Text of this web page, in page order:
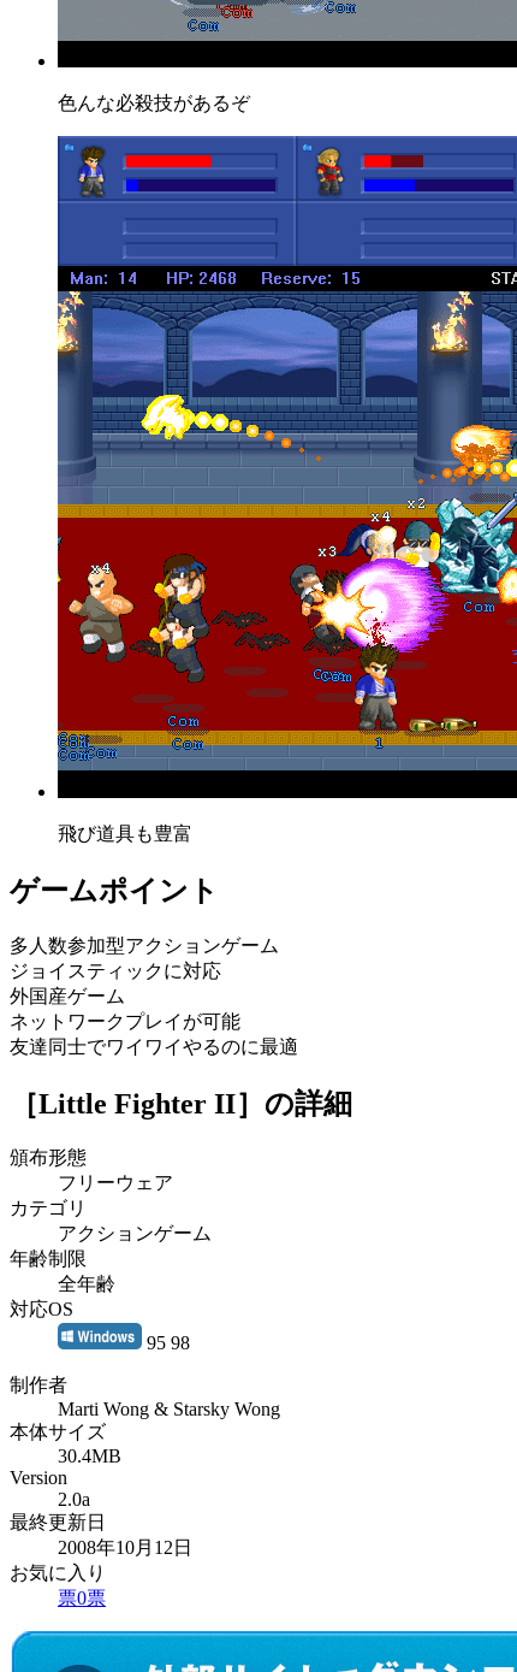
色んな必殺技があるぞ
飛び道具も豊富
ゲームポイント
多人数参加型アクションゲーム
ジョイスティックに対応
外国産ゲーム
ネットワークプレイが可能
友達同士でワイワイやるのに最適
［Little Fighter II］ の詳細
頒布形態
フリーウェア
カテゴリ
アクションゲーム
年齢制限
全年齢
対応OS
95 98
制作者
Marti Wong & Starsky Wong
本体サイズ
30.4MB
Version
2.0a
最終更新日
2008年10月12日
お気に入り
票0票